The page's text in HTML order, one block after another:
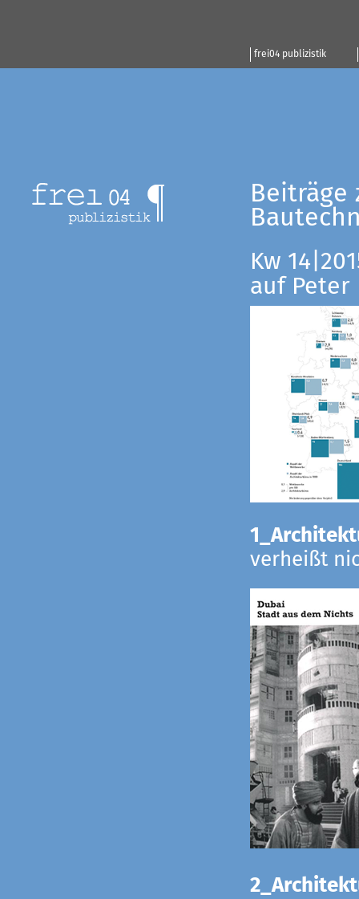
frei04 publizistik
Beiträge
Kw
auf Peter
verheißt